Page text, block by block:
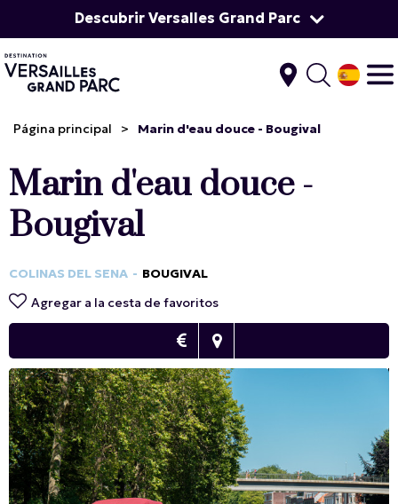
Descubrir Versalles Grand Parc
Página principal > Marin d'eau douce - Bougival
Marin d'eau douce -
Bougival
COLINAS DEL SENA
BOUGIVAL
Agregar a la cesta de favoritos